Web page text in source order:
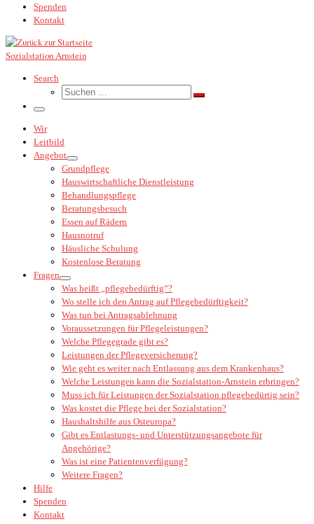
Spenden
Kontakt
Sozialstation Arnstein
Search
Suche
Suchen …
Menü
Wir
Leitbild
Angebot
Grundpflege
Hauswirtschaftliche Dienstleistung
Behandlungspflege
Beratungsbesuch
Essen auf Rädern
Hausnotruf
Häusliche Schulung
Kostenlose Beratung
Fragen
Was heißt „pflegebedürftig“?
Wo stelle ich den Antrag auf Pflegebedürftigkeit?
Was tun bei Antragsablehnung
Voraussetzungen für Pflegeleistungen?
Welche Pflegegrade gibt es?
Leistungen der Pflegeversicherung?
Wie geht es weiter nach Entlassung aus dem Krankenhaus?
Welche Leistungen kann die Sozialstation-Arnstein erbringen?
Muss ich für Leistungen der Sozialstation pflegebedürtig sein?
Was kostet die Pflege bei der Sozialstation?
Haushaltshilfe aus Osteuropa?
Gibt es Entlastungs- und Unterstützungsangebote für
Angehörige?
Was ist eine Patientenverfügung?
Weitere Fragen?
Hilfe
Spenden
Kontakt